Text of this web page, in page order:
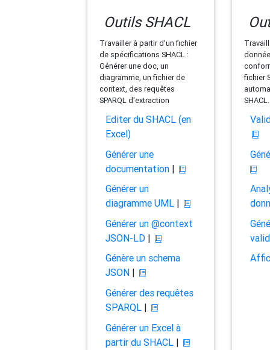
Outils SHACL
Travailler à partir d'un fichier
de spécifications SHACL :
Générer une doc, un
diagramme, un fichier de
context, des requêtes
SPARQL d'extraction
Editer du SHACL (en
Excel)
Générer une
documentation|
Générer un
diagramme UML|
Générer un @context
JSON-LD|
Génère un schema
JSON|
Générer des requêtes
SPARQL|
Générer un Excel à
partir du SHACL|
fichier
SHACL.